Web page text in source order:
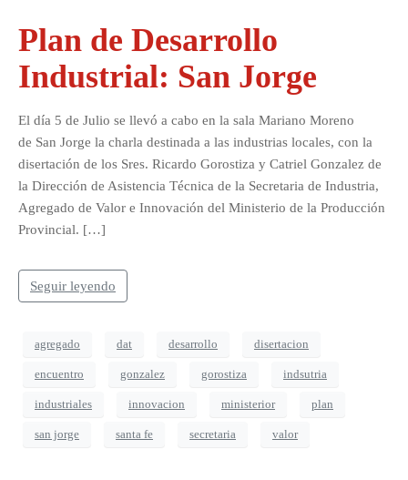
Plan de Desarrollo
Industrial: San Jorge
El día 5 de Julio se llevó a cabo en la sala Mariano Moreno
de San Jorge la charla destinada a las industrias locales, con la
disertación de los Sres. Ricardo Gorostiza y Catriel Gonzalez de
la Dirección de Asistencia Técnica de la Secretaria de Industria,
Agregado de Valor e Innovación del Ministerio de la Producción
Provincial. […]
Seguir leyendo
agregado dat desarrollo disertacion
encuentro gonzalez gorostiza indsutria
industriales innovacion ministerior plan
san jorge santa fe secretaria valor